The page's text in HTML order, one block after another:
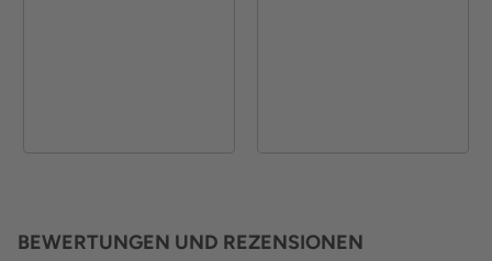
BEWERTUNGEN UND REZENSIONEN